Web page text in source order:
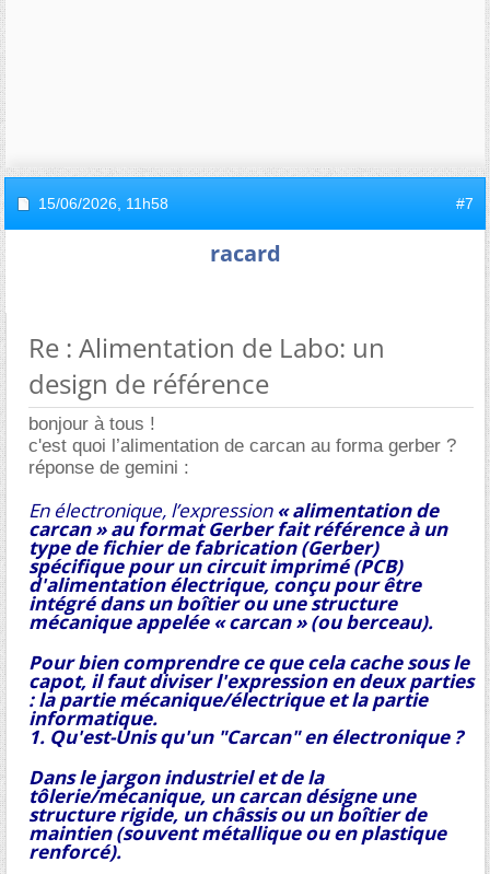
15/06/2026, 11h58 #7
racard
Re : Alimentation de Labo: un
design de référence
bonjour à tous !
c'est quoi l’alimentation de carcan au forma gerber ?
réponse de gemini :
En électronique, l’expression « alimentation de
carcan » au format Gerber fait référence à un
type de fichier de fabrication (Gerber)
spécifique pour uncircuit imprimé (PCB)
d'alimentation électrique, conçu pour être
intégré dans un boîtier ou une structure
mécanique appelée « carcan » (ou berceau).
Pour bien comprendre ce que cela cache sous le
capot, il faut diviser l'expression en deux parties
: la partie mécanique/électrique et la partie
informatique.
1. Qu'est-Unis qu'un "Carcan" en électronique ?
Dans le jargon industriel et de la
tôlerie/mécanique, uncarcan désigne une
structure rigide, un châssis ou un boîtier de
maintien (souvent métallique ou en plastique
renforcé).